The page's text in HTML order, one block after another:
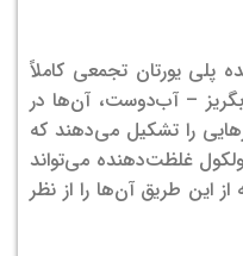
یورتان تجمعی کاملاً
– آب‌دوست، آن‌ها در
را تشکیل می‌دهند که
غلظت‌دهنده می‌تواند
این طریق آن‌ها را از نظر